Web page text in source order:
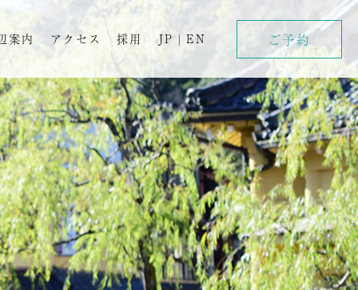
案内 アクセス 採用 JP | EN ご予約